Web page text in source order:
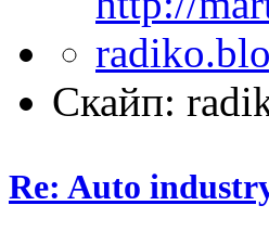
Скайп:
Re: Auto